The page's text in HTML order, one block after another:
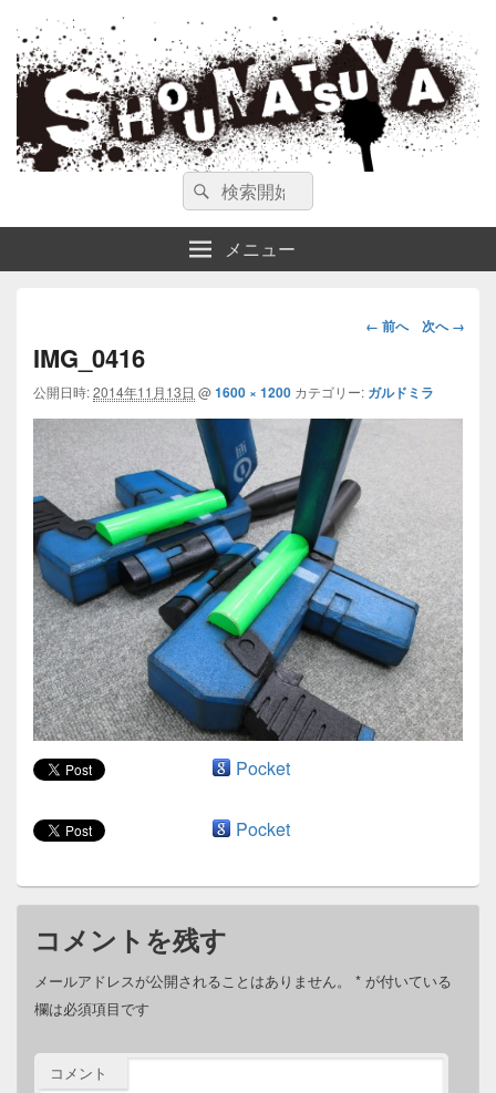
ガンスミス 庄松屋
庄松屋は様々なガンスミスを 製作途中や動画を交えて公開しています。
検
索
対
象:
検
索
メニュー
画
ビ
ゲ
ー
ョ
ン
← 前へ 次へ →
IMG_0416
公開日時:2014年11月13日 @1600 × 1200 カテゴリー: ガルドミラ
Pocket
Pocket
コメントを残す
メールアドレスが公開されることはありません。 * が付いている
欄は必須項目です
コメント